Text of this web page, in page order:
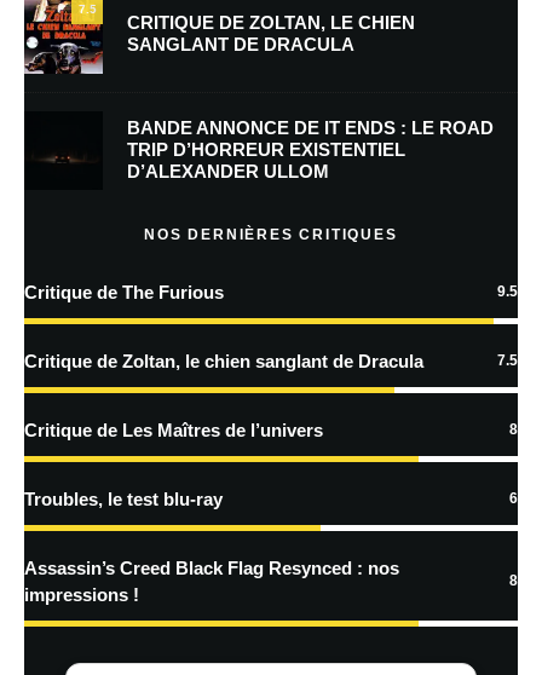
Enregistrer mon nom, mon e-mail et mon site dans le navigateur pour
mon prochain commentaire.
Prévenez-moi de tous les nouveaux commentaires par e-mail.
En savoir
traitées
7.5
CRITIQUE DE ZOLTAN, LE CHIEN
SANGLANT DE DRACULA
BANDE ANNONCE DE IT ENDS : LE ROAD
TRIP D’HORREUR EXISTENTIEL
D’ALEXANDER ULLOM
NOS DERNIÈRES CRITIQUES
Critique de The Furious 9.5
Critique de Zoltan, le chien sanglant de Dracula 7.5
Critique de Les Maîtres de l’univers 8
Troubles, le test blu-ray 6
Assassin’s Creed Black Flag Resynced : nos
impressions !
8